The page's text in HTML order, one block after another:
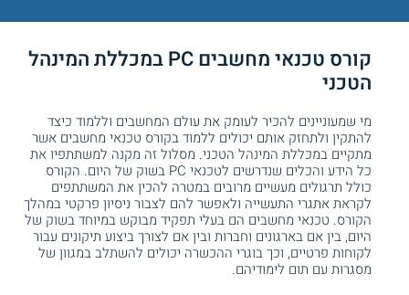
קורס טכנאי מחשבים PC במכללת המינהל
הטכני
מי שמעוניינים להכיר לעומק את עולם המחשבים וללמוד כיצד
להתקין ולתחזק אותם יכולים ללמוד בקורס טכנאי מחשבים אשר
מתקיים במכללת המינהל הטכני. מסלול זה מקנה למשתתפיו את
כל הידע והכלים שנדרשים לטכנאי PC בשוק של היום. הקורס
כולל תרגולים מעשיים מרובים במטרה להכין את המשתתפים
לקראת אתגרי התעשייה ולאפשר להם לצבור ניסיון פרקטי במהלך
הקורס. טכנאי מחשבים הם בעלי תפקיד מבוקש במיוחד בשוק של
היום, בין אם בארגונים וחברות ובין אם לצורך ביצוע תיקונים עבור
לקוחות פרטיים, וכך בוגרי ההכשרה יכולים להשתלב במגוון של
מסגרות עם תום לימודיהם.